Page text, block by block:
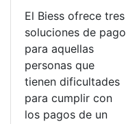
El Biess ofrece tres
soluciones de pago
para aquellas
personas que
tienen dificultades
para cumplir con
los pagos de un